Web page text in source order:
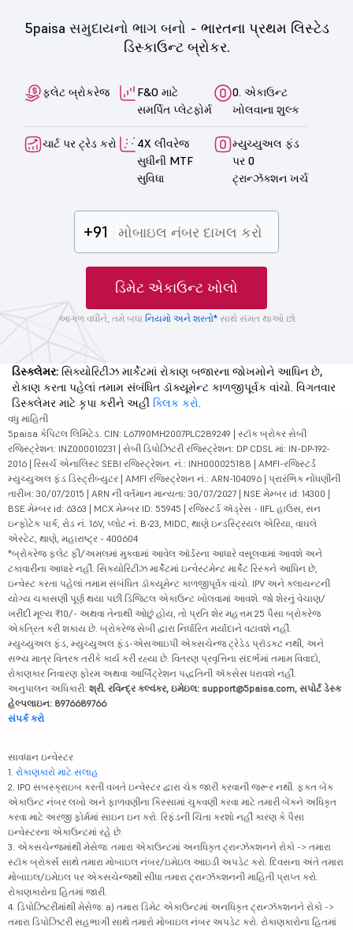
5paisa સમુદાયનો ભાગ બનો - ભારતના પ્રથમ લિસ્ટેડ
ડિસ્કાઉન્ટ બ્રોકર.
ફ્લેટ બ્રોકરેજ
F&O માટે
સમર્પિત પ્લેટફોર્મ
0. એકાઉન્ટ
ખોલવાના શુલ્ક
ચાર્ટ પર ટ્રેડ કરો
4X લીવરેજ
સુધીની MTF
સુવિધા
મ્યુચ્યુઅલ ફંડ
પર 0
ટ્રાન્ઝૅક્શન ખર્ચ
+91
ડિમેટ એકાઉન્ટ ખોલો
આગળ વધીને, તમે બધા નિયમો અને શરતો*સાથે સંમત થાઓ છો
ડિસ્ક્લેમર: સિક્યોરિટીઝ માર્કેટમાં રોકાણ બજારના જોખમોને આધિન છે,
રોકાણ કરતા પહેલાં તમામ સંબંધિત ડૉક્યૂમેન્ટ કાળજીપૂર્વક વાંચો. વિગતવાર
ડિસ્ક્લેમર માટે કૃપા કરીને અહીં ક્લિક કરો.
વધુ માહિતી
5paisa કેપિટલ લિમિટેડ. CIN: L67190MH2007PLC289249 | સ્ટૉક બ્રોકર સેબી
રજિસ્ટ્રેશન: INZ000010231 | સેબી ડિપોઝિટરી રજિસ્ટ્રેશન: DP CDSL માં: IN-DP-192-
2016 | રિસર્ચ એનાલિસ્ટ SEBI રજિસ્ટ્રેશન. નં.: INH000025188 | AMFI-રજિસ્ટર્ડ
મ્યુચ્યુઅલ ફંડ ડિસ્ટ્રીબ્યુટર | AMFI રજિસ્ટ્રેશન નં.: ARN-104096 | પ્રારંભિક નોંધણીની
તારીખ: 30/07/2015 | ARN ની વર્તમાન માન્યતા: 30/07/2027 | NSE મેમ્બર id: 14300 |
BSE મેમ્બર id: 6363 | MCX મેમ્બર ID: 55945 | રજિસ્ટર્ડ ઍડ્રેસ - IIFL હાઉસ, સન
ઇન્ફોટેક પાર્ક, રોડ નં. 16V, પ્લોટ નં. B-23, MIDC, થાણે ઇન્ડસ્ટ્રિયલ એરિયા, વાઘલે
એસ્ટેટ, થાણે, મહારાષ્ટ્ર - 400604
*બ્રોકરેજ ફ્લેટ ફી/અમલમાં મુકવામાં આવેલ ઑર્ડરના આધારે વસૂલવામાં આવશે અને
ટકાવારીના આધારે નહીં. સિક્યોરિટીઝ માર્કેટમાં ઇન્વેસ્ટમેન્ટ માર્કેટ રિસ્કને આધિન છે,
ઇન્વેસ્ટ કરતા પહેલાં તમામ સંબંધિત ડૉક્યૂમેન્ટ કાળજીપૂર્વક વાંચો. IPV અને ક્લાયન્ટની
યોગ્ય ચકાસણી પૂર્ણ થયા પછી ડિજિટલ એકાઉન્ટ ખોલવામાં આવશે. જો શેરનું વેચાણ/
ખરીદી મૂલ્ય ₹10/- અથવા તેનાથી ઓછું હોય, તો પ્રતિ શેર મહત્તમ 25 પૈસા બ્રોકરેજ
એકત્રિત કરી શકાય છે. બ્રોકરેજ સેબી દ્વારા નિર્ધારિત મર્યાદાને વટાવશે નહીં.
મ્યુચ્યુઅલ ફંડ, મ્યુચ્યુઅલ ફંડ-એસઆઇપી એક્સચેન્જ ટ્રેડેડ પ્રૉડક્ટ નથી, અને
સભ્ય માત્ર વિતરક તરીકે કાર્ય કરી રહ્યા છે. વિતરણ પ્રવૃત્તિના સંદર્ભમાં તમામ વિવાદો,
રોકાણકાર નિવારણ ફોરમ અથવા આર્બિટ્રેશન પદ્ધતિની ઍક્સેસ ધરાવશે નહીં.
અનુપાલન અધિકારી: શ્રી. રવિન્દ્ર કલ્વંકર, ઇમેઇલ: support@5paisa.com, સપોર્ટ ડેસ્ક
હેલ્પલાઇન: 8976689766
સંપર્ક કરો
સાવધાન ઇન્વેસ્ટર
1. રોકાણકારો માટે સલાહ
2. IPO સબસ્ક્રાઇબ કરતી વખતે ઇન્વેસ્ટર દ્વારા ચેક જારી કરવાની જરૂર નથી. ફક્ત બેંક
એકાઉન્ટ નંબર લખો અને ફાળવણીના કિસ્સામાં ચુકવણી કરવા માટે તમારી બેંકને અધિકૃત
કરવા માટે અરજી ફોર્મમાં સાઇન ઇન કરો. રિફંડની ચિંતા કરશો નહીં કારણ કે પૈસા
ઇન્વેસ્ટરના એકાઉન્ટમાં રહે છે.
3. એક્સચેન્જમાંથી મેસેજ: તમારા એકાઉન્ટમાં અનધિકૃત ટ્રાન્ઝૅક્શનને રોકો -> તમારા
સ્ટૉક બ્રોકર્સ સાથે તમારા મોબાઇલ નંબર/ઇમેઇલ આઇડી અપડેટ કરો. દિવસના અંતે તમારા
મોબાઇલ/ઇમેઇલ પર એક્સચેન્જથી સીધા તમારા ટ્રાન્ઝૅક્શનની માહિતી પ્રાપ્ત કરો.
રોકાણકારોના હિતમાં જારી.
4. ડિપોઝિટરીમાંથી મેસેજ: a) તમારા ડિમેટ એકાઉન્ટમાં અનધિકૃત ટ્રાન્ઝૅક્શનને રોકો ->
તમારા ડિપોઝિટરી સહભાગી સાથે તમારો મોબાઇલ નંબર અપડેટ કરો. રોકાણકારોના હિતમાં